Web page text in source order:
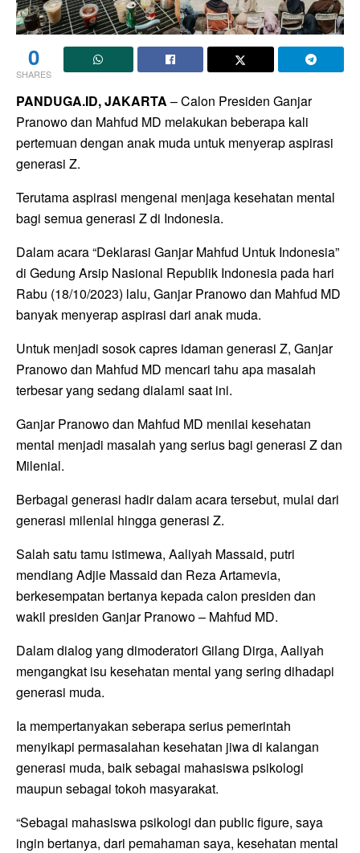
0
SHARES
PANDUGA.ID, JAKARTA – Calon Presiden Ganjar
Pranowodan Mahfud MD melakukan beberapa kali
pertemuan dengan anak muda untuk menyerap aspirasi
generasi Z.
Terutama aspirasi mengenai menjaga kesehatan mental
bagi semua generasi Z di Indonesia.
Dalam acara “Deklarasi Ganjar Mahfud Untuk Indonesia”
di Gedung Arsip Nasional Republik Indonesia pada hari
Rabu (18/10/2023) lalu, Ganjar Pranowodan Mahfud MD
banyak menyerap aspirasi dari anak muda.
Untuk menjadi sosok capres idaman generasi Z, Ganjar
Pranowo dan Mahfud MD mencari tahu apa masalah
terbesar yang sedang dialami saat ini.
Ganjar Pranowo dan Mahfud MD menilai kesehatan
mental menjadi masalah yang serius bagi generasi Z dan
Milenial.
Berbagai generasi hadir dalam acara tersebut, mulai dari
generasi milenial hingga generasi Z.
Salah satu tamu istimewa, Aaliyah Massaid, putri
mendiang Adjie Massaid dan Reza Artamevia,
berkesempatan bertanya kepada calon presiden dan
wakil presiden Ganjar Pranowo – Mahfud MD.
Dalam dialog yang dimoderatori Gilang Dirga, Aaliyah
mengangkat isu kesehatan mental yang sering dihadapi
generasi muda.
Ia mempertanyakan seberapa serius pemerintah
menyikapi permasalahan kesehatan jiwa di kalangan
generasi muda, baik sebagai mahasiswa psikologi
maupun sebagai tokoh masyarakat.
“Sebagai mahasiswa psikologi dan public figure, saya
ingin bertanya, dari pemahaman saya, kesehatan mental